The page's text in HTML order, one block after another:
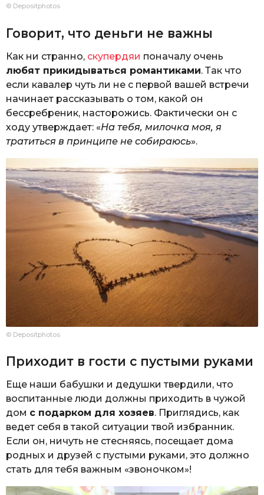
© Depositphotos
Говорит, что деньги не важны
Как ни странно, скупердяи поначалу очень
любят прикидываться романтиками. Так что
если кавалер чуть ли не с первой вашей встречи
начинает рассказывать о том, какой он
бессребреник, насторожись. Фактически он с
ходу утверждает: «На тебя, милочка моя, я
тратиться в принципе не собираюсь».
© Depositphotos
Приходит в гости с пустыми руками
Еще наши бабушки и дедушки твердили, что
воспитанные люди должны приходить в чужой
дом с подарком для хозяев. Приглядись, как
ведет себя в такой ситуации твой избранник.
Если он, ничуть не стесняясь, посещает дома
родных и друзей с пустыми руками, это должно
стать для тебя важным «звоночком»!